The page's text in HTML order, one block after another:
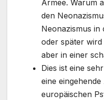
Armee. Warum
den
Neonazismus
oder später
aber in einer
Dies ist eine
eine
europäischen